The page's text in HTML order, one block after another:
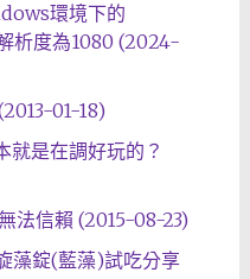
環境下的
析度為1080 (2024-
01-18)
就是在調好玩的？
法信賴 (2015-08-23)
藻錠(藍藻)試吃分享